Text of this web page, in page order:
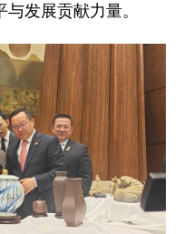
发展贡献力量。